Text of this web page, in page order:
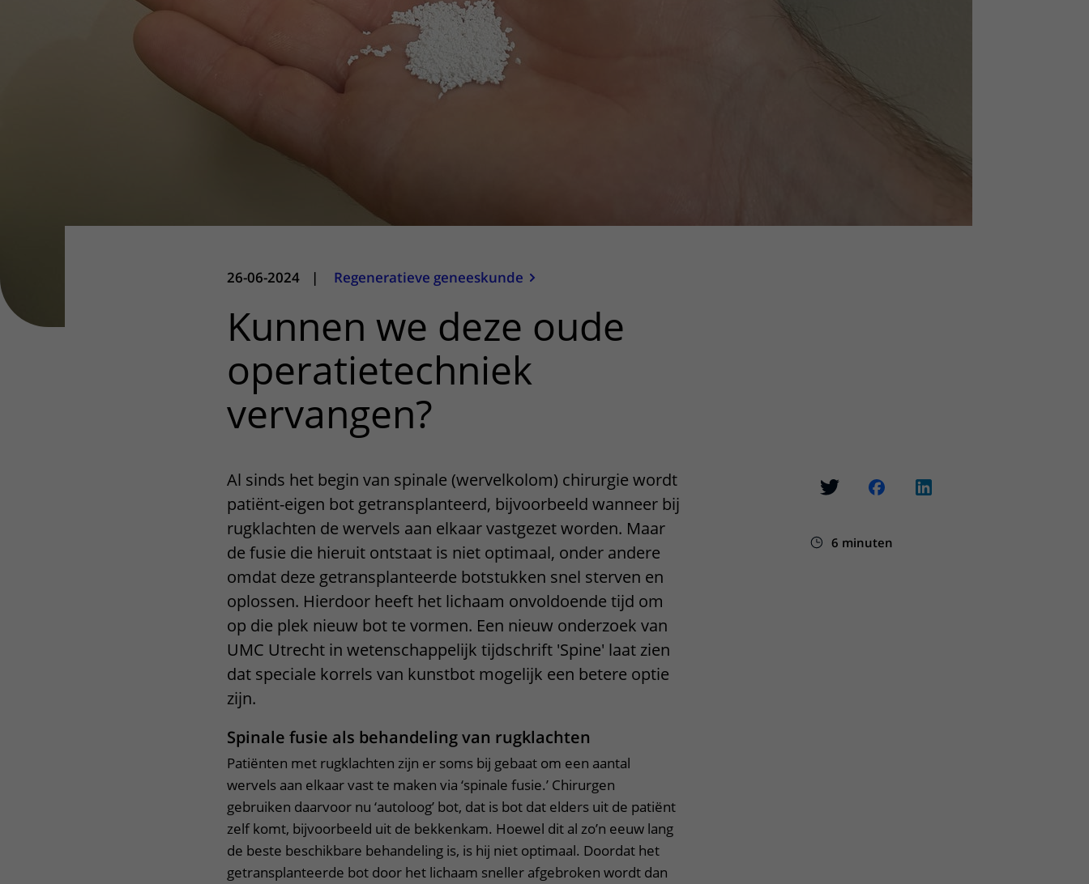
Wijzigen patiëntgegevens
Contact met verpleegafdeling
Het Wilhelmina
Kinderziekenhuis
26-06-2024 | Regeneratieve geneeskunde
Kunnen we deze oude
operatietechniek
vervangen?
6 minuten
Al sinds het begin van spinale (wervelkolom) chirurgie wordt
patiënt-eigen bot getransplanteerd, bijvoorbeeld wanneer bij
rugklachten de wervels aan elkaar vastgezet worden. Maar
de fusie die hieruit ontstaat is niet optimaal, onder andere
omdat deze getransplanteerde botstukken snel sterven en
oplossen. Hierdoor heeft het lichaam onvoldoende tijd om
op die plek nieuw bot te vormen. Een nieuw onderzoek van
UMC Utrecht in wetenschappelijk tijdschrift 'Spine' laat zien
dat speciale korrels van kunstbot mogelijk een betere optie
zijn.
Spinale fusie als behandeling van rugklachten
Patiënten met rugklachten zijn er soms bij gebaat om een aantal
wervels aan elkaar vast te maken via ‘spinale fusie.’ Chirurgen
gebruiken daarvoor nu ‘autoloog’ bot, dat is bot dat elders uit de patiënt
zelf komt, bijvoorbeeld uit de bekkenkam. Hoewel dit al zo’n eeuw lang
de beste beschikbare behandeling is, is hij niet optimaal. Doordat het
getransplanteerde bot door het lichaam sneller afgebroken wordt dan